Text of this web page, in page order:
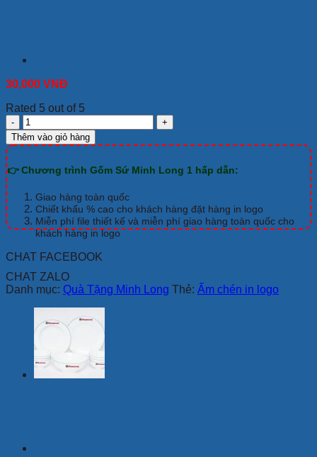
30,000 VNĐ
Rated 5 out of 5
Bộ
Trà
Minh
0.35
Mẫu
Đơn
Liền
Khay
In
Logo
số
lượng
Thêm vào giỏ hàng
👉 Chương trình Gốm Sứ Minh Long 1 hấp dẫn:
Giao hàng toàn quốc
Chiết khấu % cao cho khách hàng đặt hàng in logo
Miễn phí file thiết kế và miễn phí giao hàng toàn quốc cho
khách hàng in logo
CHAT FACEBOOK
CHAT ZALO
Danh mục: Quà Tặng Minh Long Thẻ: Ấm chén in logo